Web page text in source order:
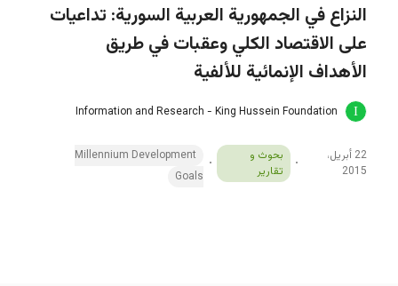
النزاع في الجمهورية العربية السورية: تداعيات
على الاقتصاد الكلي وعقبات في طريق
الأهداف الإنمائية للألفية
Information and Research - King Hussein Foundation
22 أبريل،
2015
بحوث و
تقارير
Millennium Development
Goals